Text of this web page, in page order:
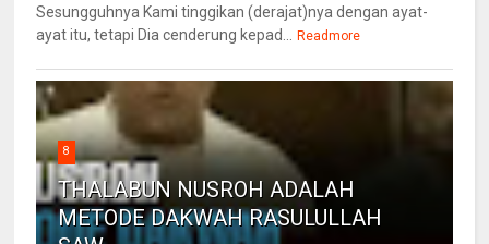
Sesungguhnya Kami tinggikan (derajat)nya dengan ayat-
ayat itu, tetapi Dia cenderung kepad... Readmore
8
THALABUN NUSROH ADALAH
METODE DAKWAH RASULULLAH